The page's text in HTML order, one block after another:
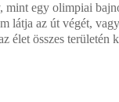
mint egy olimpiai
látja az út végét,
élet összes területén